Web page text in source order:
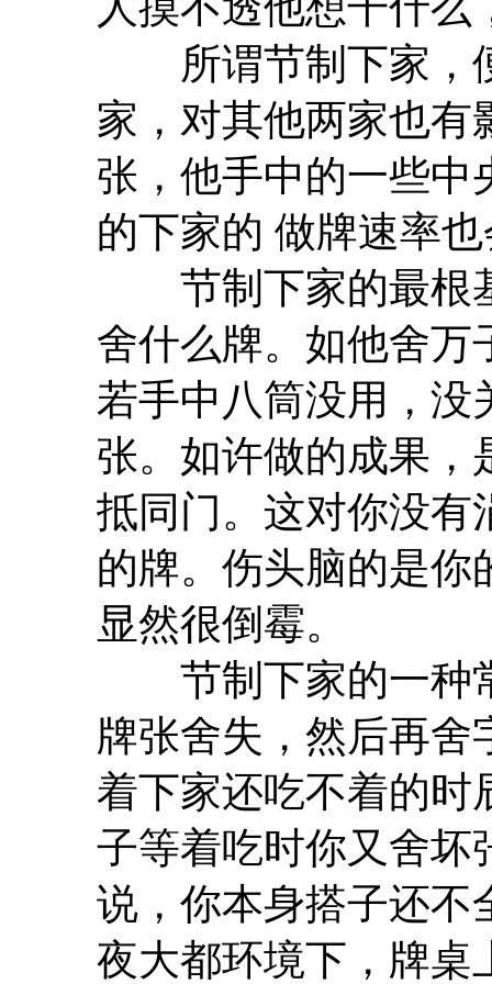
所谓节制下家，
家，对其他两家也有
张，他手中的一些中
的下家的 做牌速率
节制下家的最根
舍什么牌。如他舍万
若手中八筒没用，没
张。如许做的成果，
抵同门。这对你没有
的牌。伤头脑的是你
显然很倒霉。
节制下家的一种
牌张舍失，然后再舍
着下家还吃不着的时
子等着吃时你又舍坏
说，你本身搭子还不
夜大都环境下，牌桌